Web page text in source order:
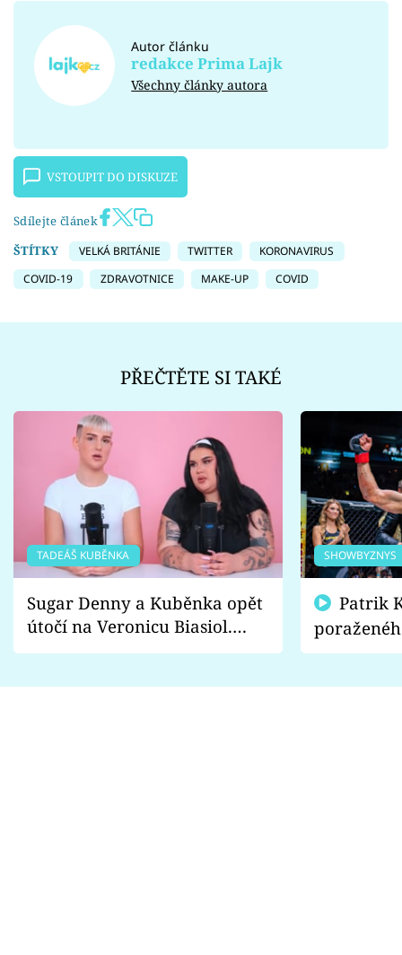
Autor článku
redakce Prima Lajk
Všechny články autora
VSTOUPIT DO DISKUZE
Sdílejte článek
ŠTÍTKY
VELKÁ BRITÁNIE TWITTER
KORONAVIRUS
COVID-19
ZDRAVOTNICE MAKE-UP COVID
PŘEČTĚTE SI TAKÉ
TADEÁŠ KUBĚNKA
Sugar Denny a Kuběnka opět
útočí na Veronicu Biasiol.
Proč je podle nich falešná a
SHOWBYZNYS
fanoušci